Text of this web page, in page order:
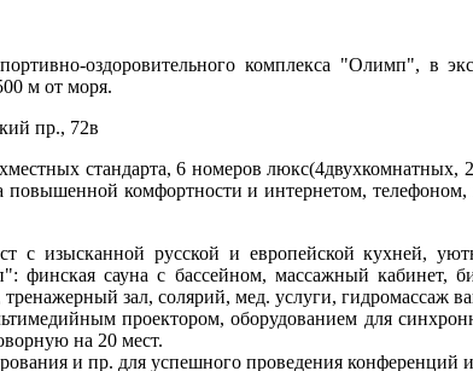
оздоровительного комплекса "Олимп", в
м от моря.
пр., 72в
стандарта, 6 номеров
комфортности и интернетом,
с изысканной русской и европейской кухней,
финская сауна с бассейном, массажный кабинет,
зал, солярий, мед. услуги, гидромассаж
проектором, оборудованием для
на 20 мест.
и пр. для успешного проведения конференций